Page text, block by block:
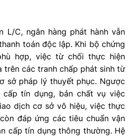
L/C, ngân hàng phát hành vẫn
toán độc lập. Khi bộ chứng
hợp, việc từ chối thực hiện
trên các tranh chấp phát sinh từ
sở pháp lý thuyết phục. Ngược
tín dụng, bản chất vụ việc
dịch cơ sở vô hiệu, việc thực
đáp ứng các tiêu chuẩn vận
cấp tín dụng thông thường. Hệ